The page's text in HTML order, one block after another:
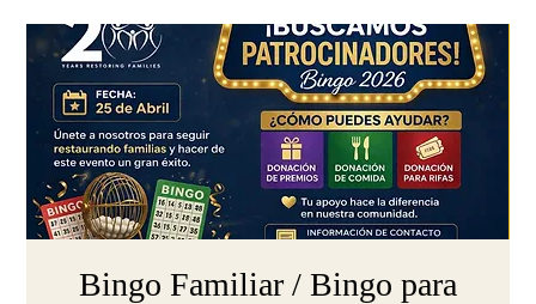
Bingo Familiar / Bingo para